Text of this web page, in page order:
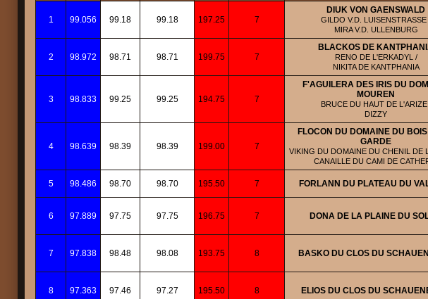
1 99.056 99.18 99.18 197.25 7
DIUK VON GAENSWALD
GILDO V.D. LUISENSTRASSE
MIRA V.D. ULLENBURG
2 98.972 98.71 98.71 199.75 7
BLACKOS DE
RENO DE L'ERKADYL /
NIKITA DE KANTPHANIA
3 98.833 99.25 99.25 194.75 7
F'AGUILERA DES IRIS DU
MOUREN
BRUCE DU HAUT DE
DIZZY
4 98.639 98.39 98.39 199.00 7
FLOCON DU DOMAINE DU
GARDE
VIKING DU DOMAINE DU CHENIL DE
CANAILLE DU CAMI DE
5 98.486 98.70 98.70 195.50 7 FORLANN DU PLATEAU DU
6 97.889 97.75 97.75 196.75 7 DONA DE LA PLAINE DU
7 97.838 98.48 98.08 193.75 8 BASKO DU CLOS DU
8 97.363 97.46 97.27 195.50 8 ELIOS DU CLOS DU